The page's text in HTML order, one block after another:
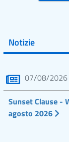
Notizie
07/08/2026
Sunset Clause -
agosto 2026